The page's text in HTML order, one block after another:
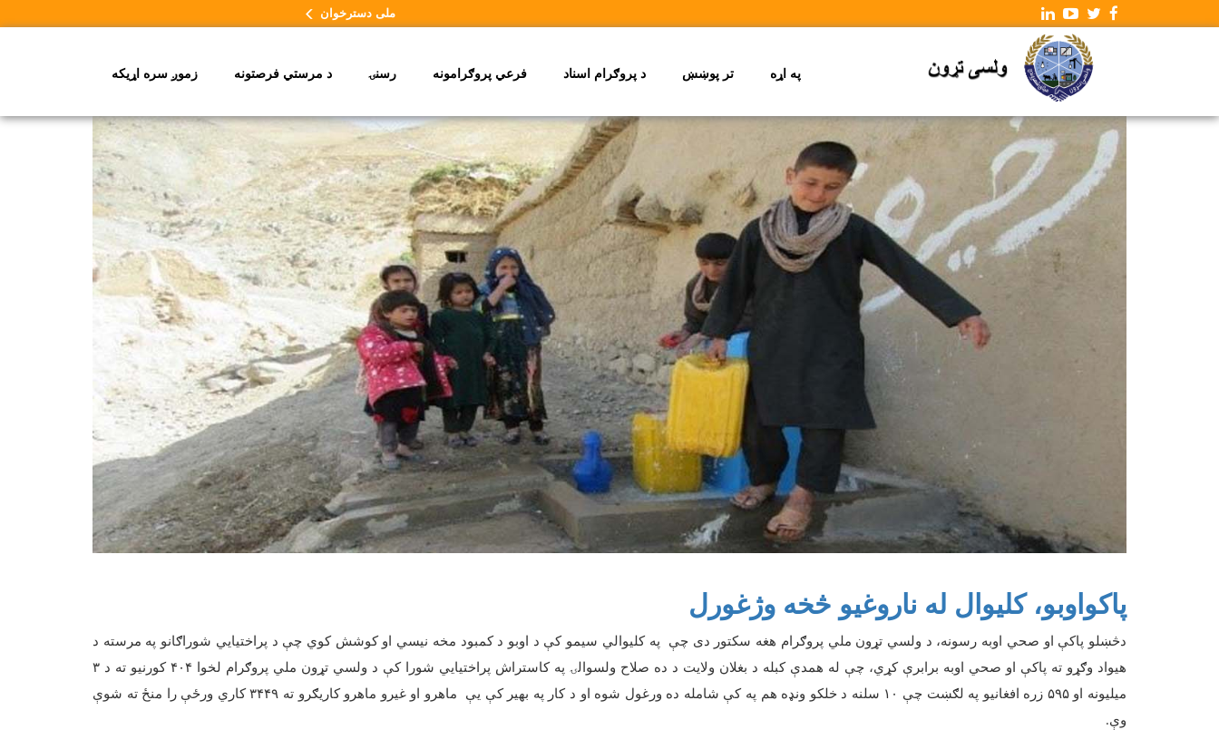
ملی دسترخوان
په اړه تر پوښښ د پروګرام اسناد فرعي پروګرامونه رسنۍ د مرستي فرصتونه زموږ سره اړیکه
پاکواوبو، کلیوال له ناروغیو څخه وژغورل
دڅښلو پاکې او صحي اوبه رسونه، د ولسي تړون ملي پروګرام هغه سکتور دی چې په کلیوالي سیمو کې د اوبو د کمبود مخه نیسي او کوشش کوي چې د پراختیایي شوراګانو په مرسته د
هیواد وګړو ته پاکې او صحي اوبه برابرې کړي، چې له همدې کبله د بغلان ولایت د ده صلاح ولسوالۍ په کاستراش پراختیایي شورا کې د ولسي تړون ملي پروګرام لخوا ۴۰۴ کورنیو ته د ۳
میلیونه او۵۹۵ زره افغانیو په لګښت چې ۱۰ سلنه د خلکو ونډه هم په کې شامله ده ورغول شوه او د کار په بهیر کې یې ماهرو او غیرو ماهرو کاریګرو ته ۳۴۴۹کاري ورځې را منځ ته شوې
وې.